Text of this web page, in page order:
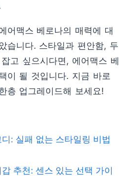
어맥스 베로나의 매력에 대
습니다. 스타일과 편안함, 두
고 싶으시다면, 에어맥스 베
이 될 것입니다. 지금 바로
층 업그레이드해 보세요!
: 실패 없는 스타일링 비법
추천: 센스 있는 선택 가이